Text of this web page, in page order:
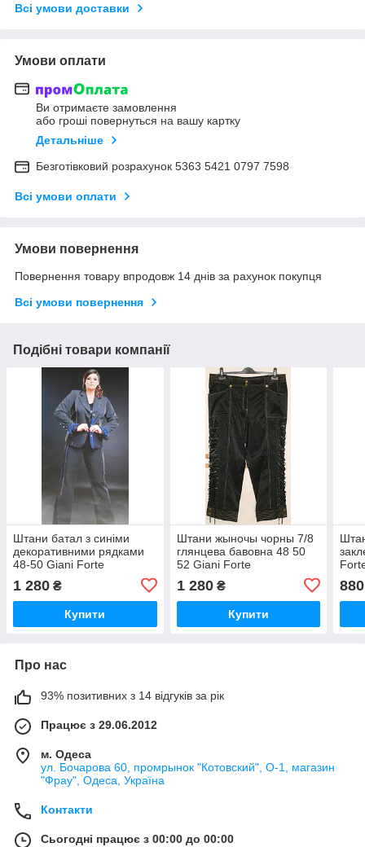
Всі умови доставки
Умови оплати
Ви отримаєте замовлення
або гроші повернуться на вашу картку
Детальніше
Безготівковий розрахунок 5363 5421 0797 7598
Всі умови оплати
Умови повернення
Повернення товару впродовж 14 днів за рахунок покупця
Всі умови повернення
Подібні товари компанії
Штани батал з синіми
декоративними рядками
48-50 Giani Forte
1 280 ₴
Купити
Штани жыночы чорны 7/8
глянцева бавовна 48 50
52 Giani Forte
1 280₴
Купити
880
Про нас
93% позитивних з 14 відгуків за рік
Працює з 29.06.2012
м. Одеса
ул. Бочарова 60, промрынок "Котовский", О-1, магазин
"Фрау", Одеса, Україна
Контакти
Сьогодні працює з 00:00 до 00:00